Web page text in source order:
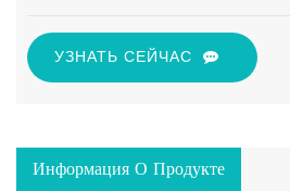
УЗНАТЬ СЕЙЧАС
Информация О Продукте